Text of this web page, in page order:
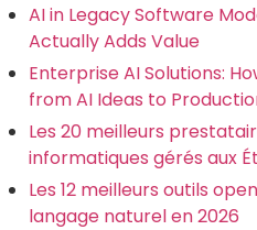
AI in Legacy Software
Actually Adds Value
Enterprise AI Solutions:
from AI Ideas to
Les 20 meilleurs
informatiques gérés aux
Les 12 meilleurs outils
langage naturel en 2026